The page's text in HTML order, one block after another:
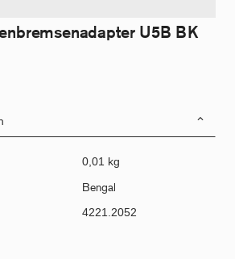
U5B BK
0,01 kg
Bengal
4221.2052